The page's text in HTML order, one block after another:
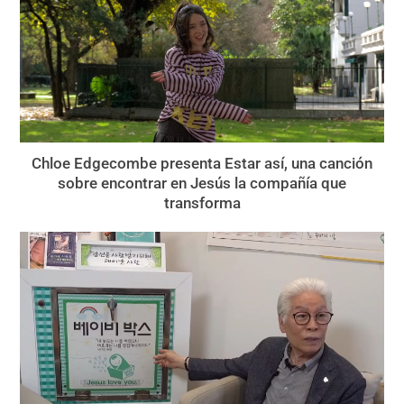
Chloe Edgecombe presenta Estar así, una canción
sobre encontrar en Jesús la compañía que
transforma